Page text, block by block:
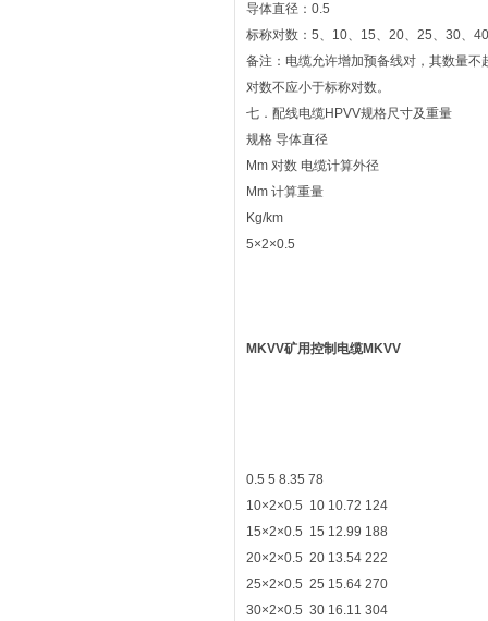
导体直径：0.5
标称对数：5、10、15、20、25、30、
备注：电缆允许增加预备线对，其数量
对数不应小于标称对数。
七．配线电缆HPVV规格尺寸及重量
规格 导体直径
Mm 对数 电缆计算外径
Mm 计算重量
Kg/km
5×2×0.5
MKVV矿用控制电缆MKVV
0.5 5 8.35 78
10×2×0.5 10 10.72 124
15×2×0.5 15 12.99 188
20×2×0.5 20 13.54 222
25×2×0.5 25 15.64 270
30×2×0.5 30 16.11 304